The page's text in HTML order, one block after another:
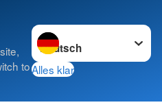
to
Sprache wechseln zu
Alles klar